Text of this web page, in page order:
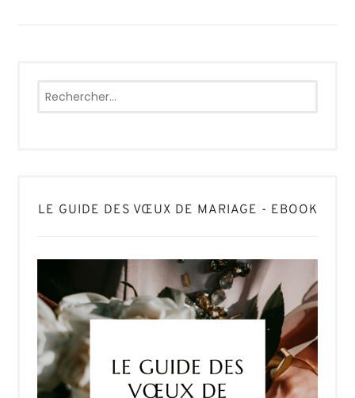
LE GUIDE DES VŒUX DE MARIAGE - EBOOK